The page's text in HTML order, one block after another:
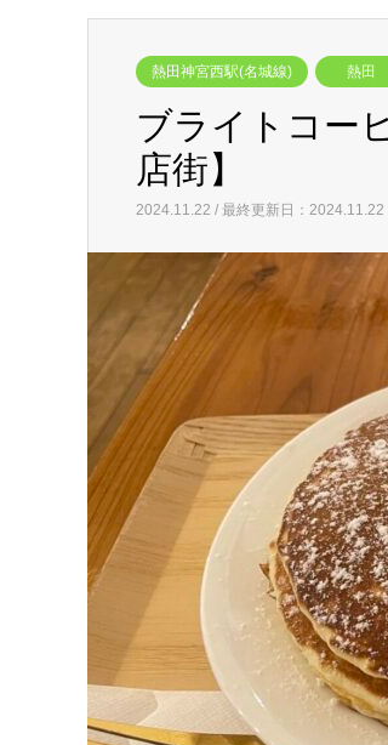
熱田神宮西駅(名城線) 熱田
ブライトコー
店街】
2024.11.22 / 最終更新日：2024.11.22